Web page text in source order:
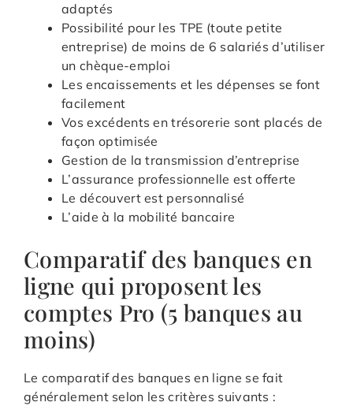
adaptés
Possibilité pour les TPE (toute petite
entreprise) de moins de 6 salariés d’utiliser
un chèque-emploi
Les encaissements et les dépenses se font
facilement
Vos excédents en trésorerie sont placés de
façon optimisée
Gestion de la transmission d’entreprise
L’assurance professionnelle est offerte
Le découvert est personnalisé
L’aide à la mobilité bancaire
Comparatif des banques en
ligne qui proposent les
comptes Pro (5 banques au
moins)
Le comparatif des banques en ligne se fait
généralement selon les critères suivants :